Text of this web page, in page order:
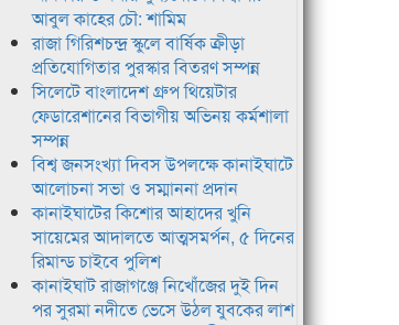
আবুল কাহের চৌ: শামিম
রাজা গিরিশচন্দ্র স্কুলে বার্ষিক ক্রীড়া
প্রতিযোগিতার পুরস্কার বিতরণ সম্পন্ন
সিলেটে বাংলাদেশ গ্রুপ থিয়েটার
ফেডারেশানের বিভাগীয় অভিনয় কর্মশালা
সম্পন্ন
বিশ্ব জনসংখ্যা দিবস উপলক্ষে কানাইঘাটে
আলোচনা সভা ও সম্মাননা প্রদান
কানাইঘাটের কিশোর আহাদের খুনি
সায়েমের আদালতে আত্মসমর্পন, ৫ দিনের
রিমান্ড চাইবে পুলিশ
কানাইঘাট রাজাগঞ্জে নিখোঁজের দুই দিন
পর সুরমা নদীতে ভেসে উঠল যুবকের লাশ